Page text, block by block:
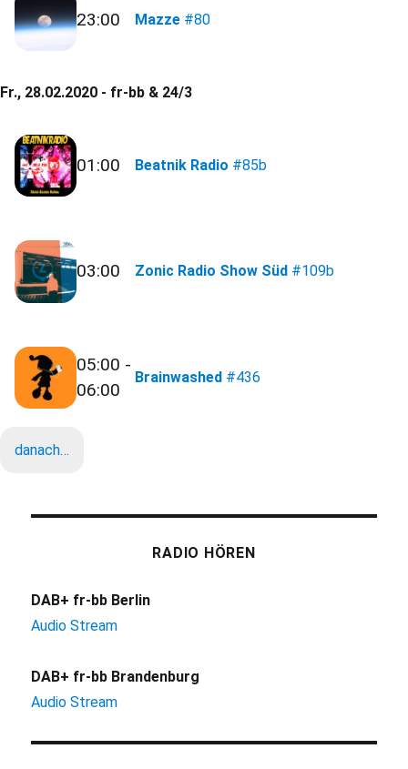
23:00 Mazze #80
Fr., 28.02.2020 - fr-bb & 24/3
01:00 Beatnik Radio #85b
03:00 Zonic Radio Show Süd #109b
05:00 -
06:00
Brainwashed #436
danach…
RADIO HÖREN
DAB+ fr-bb Berlin
Audio Stream
DAB+ fr-bb Brandenburg
Audio Stream